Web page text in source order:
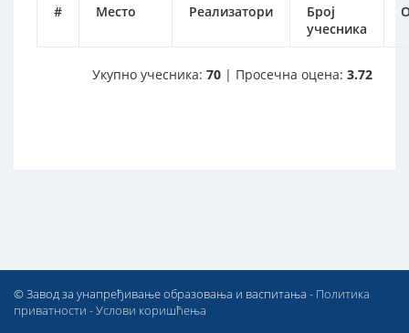
# Место Реализатори
Број
учесника
Укупно учесника: 70 | Просечна оцена: 3.72
© Завод за унапређивање образовања и васпитања - Политика
приватности -Услови коришћења